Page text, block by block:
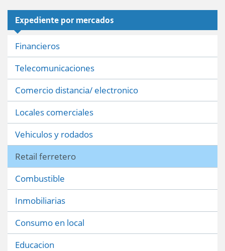
Expediente por mercados
Financieros
Telecomunicaciones
Comercio distancia/ electronico
Locales comerciales
Vehiculos y rodados
Retail ferretero
Combustible
Inmobiliarias
Consumo en local
Educacion